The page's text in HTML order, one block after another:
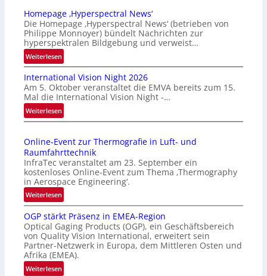
Homepage ‚Hyperspectral News‘
Die Homepage ‚Hyperspectral News‘ (betrieben von
Philippe Monnoyer) bündelt Nachrichten zur
hyperspektralen Bildgebung und verweist…
Weiterlesen:
H
o
m
e
p
a
e
‚
H
y
p
e
r
s
p
e
c
t
International Vision Night 2026
Am 5. Oktober veranstaltet die EMVA bereits zum 15.
Mal die International Vision Night -…
Weiterlesen:
I
t
e
r
n
a
t
o
n
a
l
V
Online-Event zur Thermografie in Luft- und
Raumfahrttechnik
InfraTec veranstaltet am 23. September ein
kostenloses Online-Event zum Thema ‚Thermography
in Aerospace Engineering‘.
Weiterlesen:
O
n
l
i
n
e
-
OGP stärkt Präsenz in EMEA-Region
Optical Gaging Products (OGP), ein Geschäftsbereich
von Quality Vision International, erweitert sein
Partner-Netzwerk in Europa, dem Mittleren Osten und
Afrika (EMEA).
Weiterlesen: